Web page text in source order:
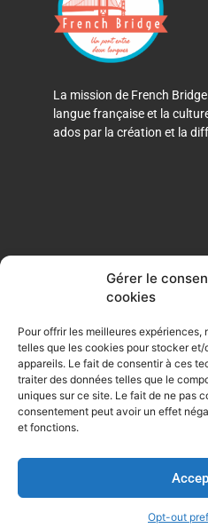
Gérer le
cookies
Pour offrir les meilleures
telles que les cookies pour stocker
appareils. Le fait de consentir à ces
traiter des données telles que le
uniques sur ce site. Le fait de ne pas
consentement peut avoir un effet
et fonctions.
Opt-out
La mission de French
langue française et la
ados par la création et la
a
c
e
b
o
o
f
Opt-out preferences
Privacy Policy